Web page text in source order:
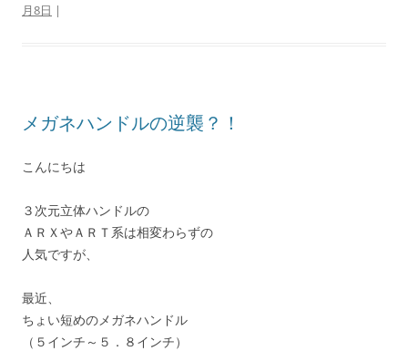
月8日 |
メガネハンドルの逆襲？！
こんにちは
３次元立体ハンドルの
ＡＲＸやＡＲＴ系は相変わらずの
人気ですが、
最近、
ちょい短めのメガネハンドル
（５インチ～５．８インチ）